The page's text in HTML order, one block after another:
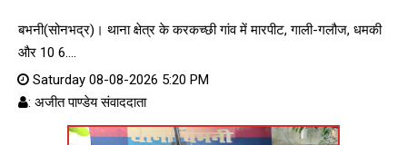
बभनी(सोनभद्र)। थाना क्षेत्र के करकच्छी गांव में मारपीट, गाली-गलौज, धमकी
और 10 6....
Saturday 08-08-2026 5:20 PM
: अजीत पाण्डेय संवाददाता